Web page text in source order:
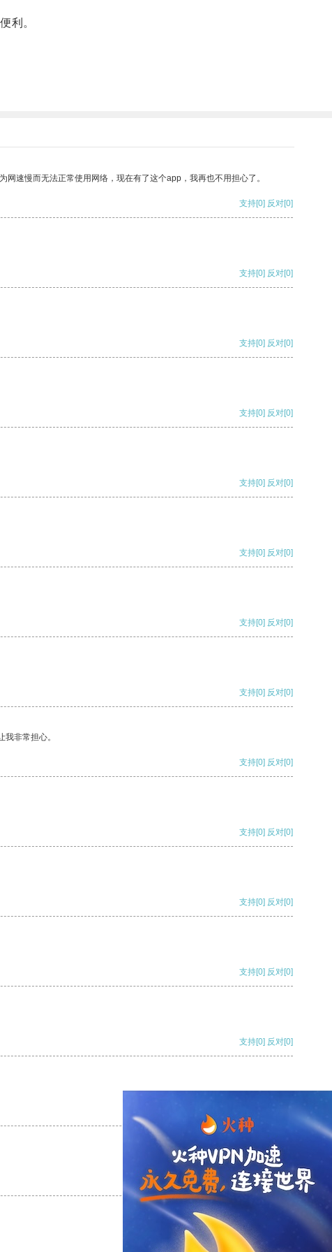
利。
速慢而无法正常使用网络，现在有了这个app，我再也不用担心了。
支持[0] 反对[0]
支持[0] 反对[0]
支持[0] 反对[0]
支持[0] 反对[0]
支持[0] 反对[0]
支持[0] 反对[0]
支持[0] 反对[0]
支持[0] 反对[0]
非常担心。
支持[0] 反对[0]
支持[0] 反对[0]
支持[0] 反对[0]
支持[0] 反对[0]
支持[0] 反对[0]
支持 [0] 反对[0]